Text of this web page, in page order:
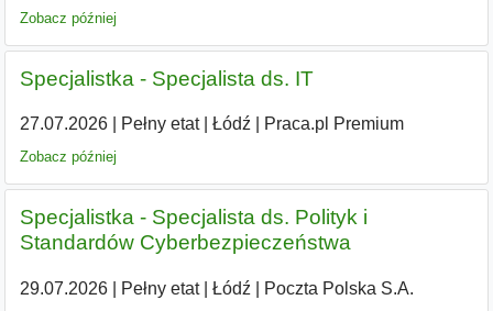
Zobacz później
Specjalistka - Specjalista ds. IT
27.07.2026| Pełny etat| Łódź Praca.pl Premium
Zobacz później
Specjalistka - Specjalista ds. Polityk i
Standardów Cyberbezpieczeństwa
29.07.2026| Pełny etat| Łódź Poczta Polska S.A.